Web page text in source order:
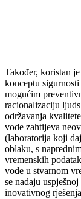
Također, koristan
konceptu
mogućim
racionalizaciju
održavanja
vode zahtijeva
(laboratorija koji
oblaku, s
vremenskih
vode u stvarnom
se nadaju
inovativnog